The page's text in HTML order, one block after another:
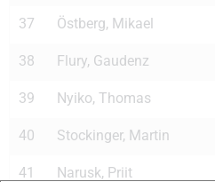
37 Östberg, Mikael
38 Flury, Gaudenz
39 Nyiko, Thomas
40 Stockinger, Martin
41 Narusk, Priit